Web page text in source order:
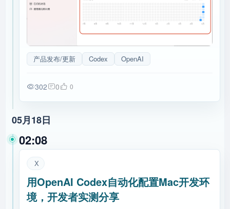
产品发布/更新 Codex OpenAI
302 0 0
05月18日
02:08
X
用OpenAI Codex自动化配置Mac开发环
境，开发者实测分享